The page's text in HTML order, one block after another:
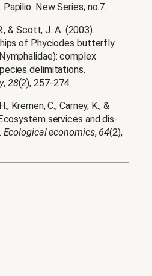
Papilio. New Series; no.7.
& Scott, J. A. (2003).
of Phyciodes butterfly
complex
delimitations.
, 28(2), 257-274.
Kremen, C., Carney, K., &
services and dis-
Ecological economics, 64(2),